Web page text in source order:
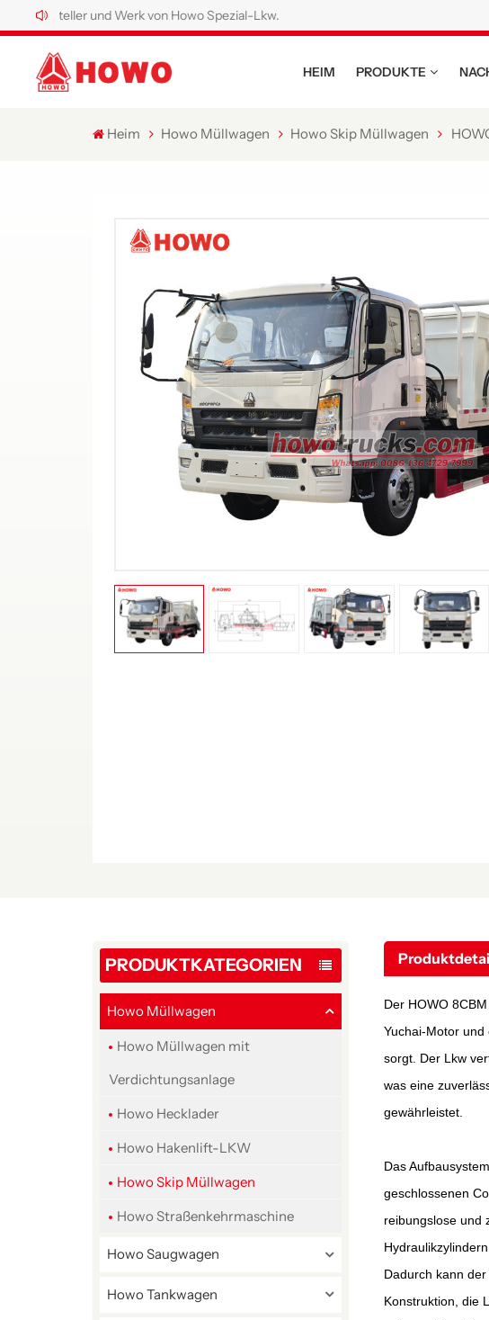
und Werk von Howo Spezial-Lkw.
HEIM PRODUKTE
Heim Howo Müllwagen Howo Skip Müllwagen
PRODUKTKATEGORIEN
Howo Müllwagen
Howo Müllwagen mit
Verdichtungsanlage
Howo Hecklader
Howo Hakenlift-LKW
Howo Skip Müllwagen
Howo Straßenkehrmaschine
Howo Saugwagen
Howo Tankwagen
Der HOWO
Yuchai-Motor
sorgt. Der Lkw
was eine
gewährleistet.
Das
geschlossenen
reibungslose und
Dadurch kann
Konstruktion, die